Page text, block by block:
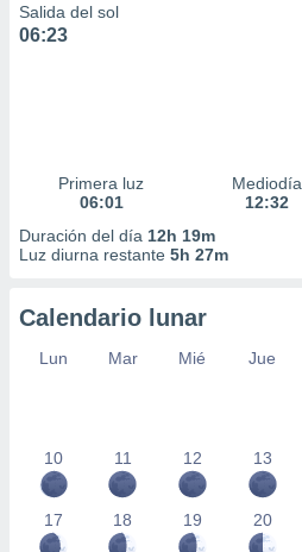
Salida del sol
06:23
Primera luz
06:01
Mediodía
12:32
Duración del día 12h 19m
Luz diurna restante 5h 27m
Calendario lunar
Lun Mar Mié Jue
10 11 12 13
17 18 19 20